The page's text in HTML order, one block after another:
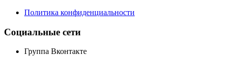
Политика конфиденциальности
Социальные сети
Группа Вконтакте